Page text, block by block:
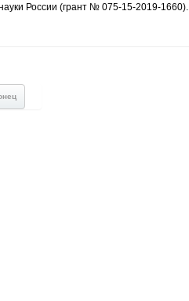
России (грант № 075-15-2019-1660).